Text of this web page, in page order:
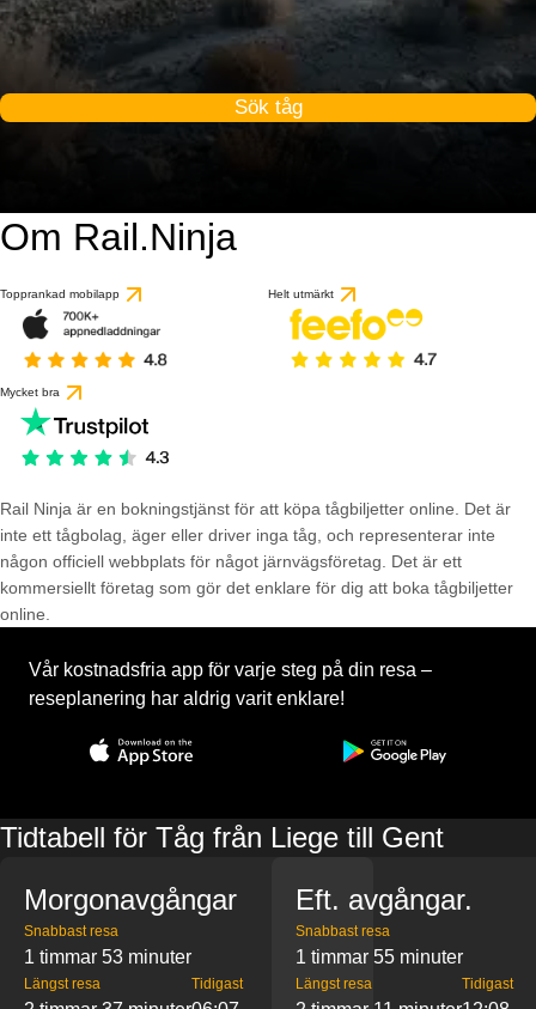
Sök tåg
Om Rail.Ninja
Topprankad mobilapp Helt utmärkt
Mycket bra
Rail Ninja är en bokningstjänst för att köpa tågbiljetter online. Det är
inte ett tågbolag, äger eller driver inga tåg, och representerar inte
någon officiell webbplats för något järnvägsföretag. Det är ett
kommersiellt företag som gör det enklare för dig att boka tågbiljetter
online.
Vår kostnadsfria app för varje steg på din resa –
reseplanering har aldrig varit enklare!
Tidtabell för Tåg från Liege till Gent
Morgonavgångar
Snabbast resa
1 timmar 53 minuter
Längst resa Tidigast
Eft. avgångar.
Snabbast resa
1 timmar 55 minuter
Längst resa Tidigast